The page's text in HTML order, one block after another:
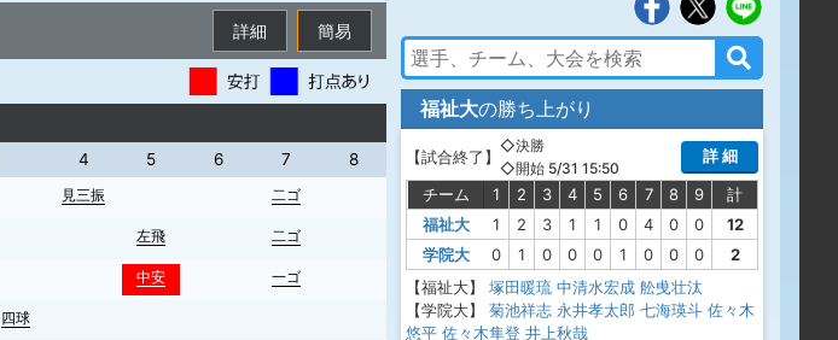
簡易
詳細
4 5 6 7 8 9 10
11
見三振 二ゴ 四球 二ゴ
左飛 二ゴ 中飛 二ゴ
中安 一ゴ 二ゴ
四球
福祉大の勝ち上がり
【試合終了】
◇決勝
◇開始 5/31 15:50
詳 細
チーム 1 2 3 4 5 6 7 8 9
計
福祉大
1 2 3 1 1 0 4 0 0
12
学院大
0 1 0 0 0 1 0 0 0
2
【福祉大】
塚田暖琉 中清水宏成 舩曵壮汰
【学院大】
菊池祥志 永井孝太郎 七海瑛斗 佐々木
悠平 佐々木隼登 井上秋哉